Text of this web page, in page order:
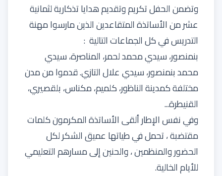
وتضمن الحفل تكريم وتقديم هدايا تذكارية لثمانية
عشر من الأساتذة المتقاعدين الذين مارسوا مهنة
التدريس في كل الجماعات التالية :
بنمنصور، سيدي محمد لحمر، المناصرة، سيدي
محمد بنمنصور، سيدي علال التازي. قدموا من مدن
مختلفة كمدينة الناظور، كلميم، مكناس، بلقصيري،
القنيطرة...
وفي نفس الإطار ألقى الأساتذة المكرمون كلمات
مقتضبة ، تحمل في طياتها عميق الشكر لكل
الحضور والمنظمين ، والحنين إلى مسارهم التعليمي
للأيام الخالية.